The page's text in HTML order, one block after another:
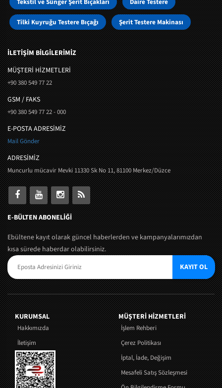
Tilki Kuyruğu Testere Bıçağı Şerit Testere Makinası
İLETİŞİM BİLGİLERİMİZ
MÜŞTERI HIZMETLERI
+90 380 549 77 22
GSM / FAKS
+90 380 549 77 22 - 000
E-POSTA ADRESİMİZ
Mail Gönder
ADRESİMİZ
Muncurlu mücavir Mevki 11330 Sk No 11, 81100 Merkez/Düzce
E-BÜLTEN ABONELİĞİ
Ebültene kayıt olarak güncel haberlerden ve kampanyalarımızdan
kısa sürede haberdar olabilirsiniz.
KAYIT OL
KURUMSAL
Hakkımızda
İletişim
MÜŞTERI HIZMETLERI
İşlem Rehberi
Çerez Politikası
İptal, İade, Değişim
Mesafeli Satış Sözleşmesi